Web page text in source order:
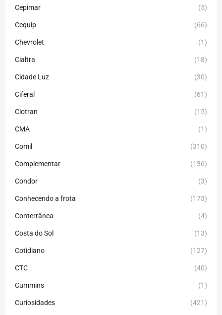
Cepimar (5)
Cequip (66)
Chevrolet (1)
Cialtra (18)
Cidade Luz (30)
Ciferal (61)
Clotran (15)
CMA (1)
Comil (310)
Complementar (136)
Condor (3)
Conhecendo a frota (173)
Conterrânea (4)
Costa do Sol (13)
Cotidiano (127)
CTC (40)
Cummins (1)
Curiosidades (421)